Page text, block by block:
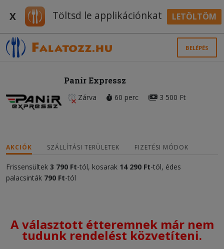
X Töltsd le applikációnkat LETÖLTÖM
BELÉPÉS
Panír Expressz
Zárva 60 perc 3 500 Ft
AKCIÓK SZÁLLÍTÁSI TERÜLETEK FIZETÉSI MÓDOK
Frissensültek 3 790 Ft-tól, kosarak 14 290 Ft-tól, édes
palacsinták 790 Ft-tól
A választott étteremnek már nem
tudunk rendelést közvetíteni.